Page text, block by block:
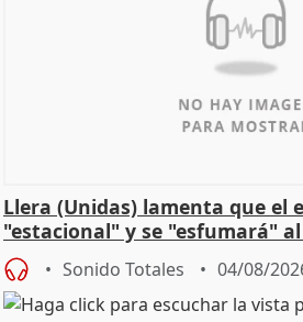
Llera (Unidas) lamenta que el
"estacional" y se "esfumará"
Sonido Totales 04/08/